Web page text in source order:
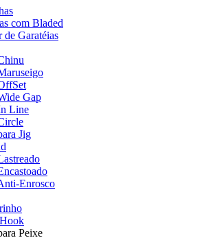
com Bladed
de Garatéias
Gap
Line
Jig
Enrosco
Peixe